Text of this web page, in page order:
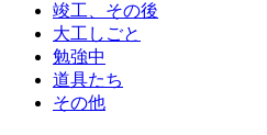
竣工、その後
大工しごと
勉強中
道具たち
その他